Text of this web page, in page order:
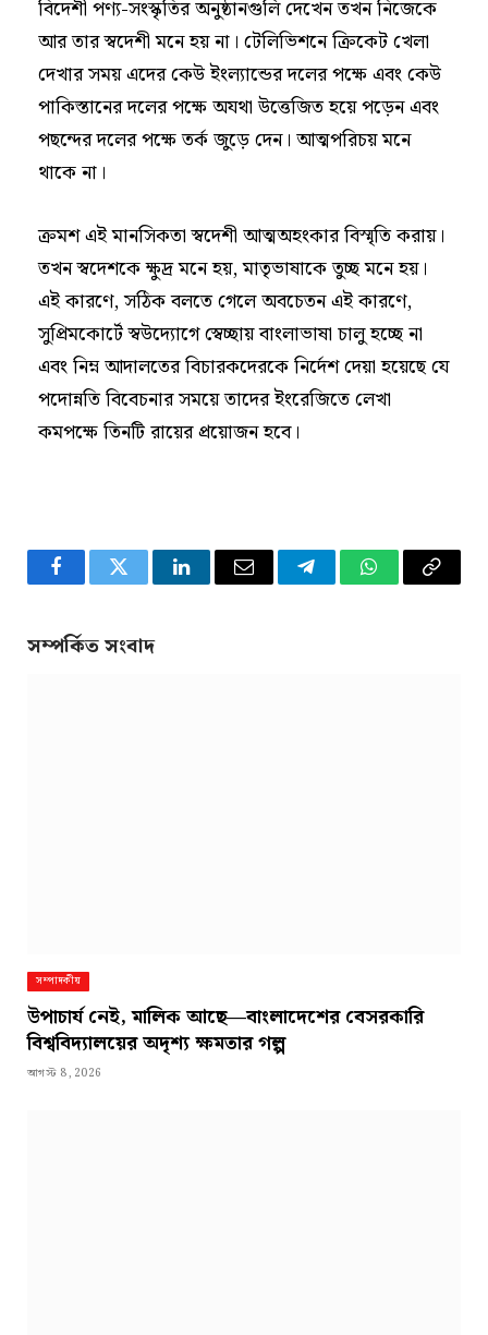
বিদেশী পণ্য-সংস্কৃতির অনুষ্ঠানগুলি দেখেন তখন নিজেকে
আর তার স্বদেশী মনে হয় না। টেলিভিশনে ক্রিকেট খেলা
দেখার সময় এদের কেউ ইংল্যান্ডের দলের পক্ষে এবং কেউ
পাকিস্তানের দলের পক্ষে অযথা উত্তেজিত হয়ে পড়েন এবং
পছন্দের দলের পক্ষে তর্ক জুড়ে দেন। আত্মপরিচয় মনে
থাকে না।
ক্রমশ এই মানসিকতা স্বদেশী আত্মঅহংকার বিস্মৃতি করায়।
তখন স্বদেশকে ক্ষুদ্র মনে হয়, মাতৃভাষাকে তুচ্ছ মনে হয়।
এই কারণে, সঠিক বলতে গেলে অবচেতন এই কারণে,
সুপ্রিমকোর্টে স্বউদ্যোগে স্বেচ্ছায় বাংলাভাষা চালু হচ্ছে না
এবং নিম্ন আদালতের বিচারকদেরকে নির্দেশ দেয়া হয়েছে যে
পদোন্নতি বিবেচনার সময়ে তাদের ইংরেজিতে লেখা
কমপক্ষে তিনটি রায়ের প্রয়োজন হবে।
FacebookTwitter LinkedInEmail TelegramWhatsApp
Copy
সম্পর্কিত সংবাদ
সম্পাদকীয়
উপাচার্য নেই, মালিক আছে—বাংলাদেশের বেসরকারি
বিশ্ববিদ্যালয়ের অদৃশ্য ক্ষমতার গল্প
আগস্ট 8, 2026